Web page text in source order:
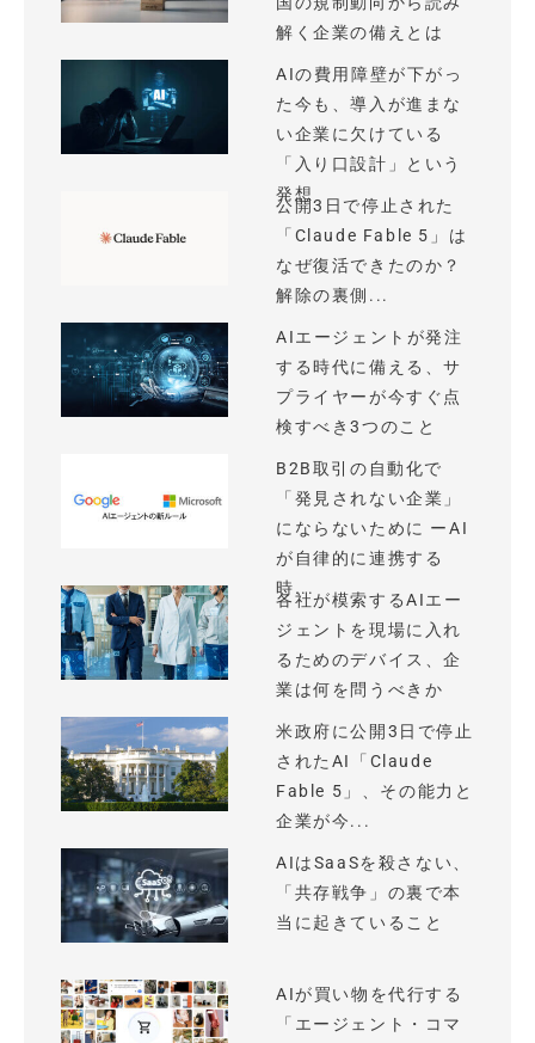
解く企業の備えとは
AIの費用障壁が下がっ
た今も、導入が進まな
い企業に欠けている
「入り口設計」という
発想
公開3日で停止された
「Claude Fable 5」は
なぜ復活できたのか？
解除の裏側...
AIエージェントが発注
する時代に備える、サ
プライヤーが今すぐ点
検すべき3つのこと
B2B取引の自動化で
「発見されない企業」
にならないために ーAI
が自律的に連携する
時...
各社が模索するAIエー
ジェントを現場に入れ
るためのデバイス、企
業は何を問うべきか
米政府に公開3日で停止
されたAI「Claude
Fable 5」、その能力と
企業が今...
AIはSaaSを殺さない、
「共存戦争」の裏で本
当に起きていること
AIが買い物を代行する
「エージェント・コマ